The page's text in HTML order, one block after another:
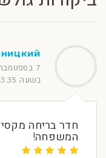
7 בספטמבר 2020
בשעה 13:35
חדר בריחה
המשפחה!